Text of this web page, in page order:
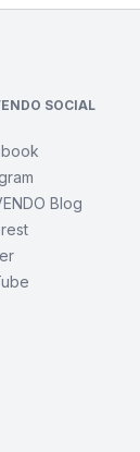
SOCIAL
Blog